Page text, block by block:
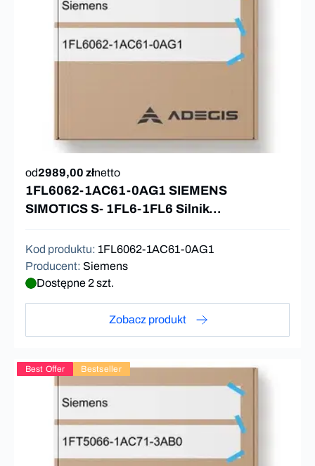
od2989,00 złnetto
1FL6062-1AC61-0AG1 SIEMENS
SIMOTICS S- 1FL6-1FL6 Silnik
Kod produktu: 1FL6062-1AC61-0AG1
Producent: Siemens
Dostępne 2 szt.
Zobacz produkt
Best Offer Bestseller